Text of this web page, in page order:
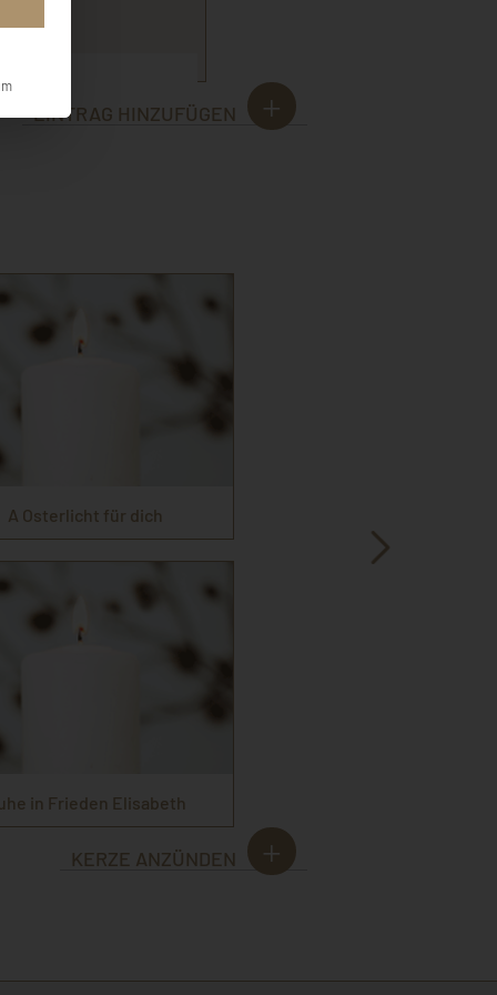
EINTRAG HINZUFÜGEN
A Osterlicht für dich
in Frieden Elisabeth
KERZE ANZÜNDEN